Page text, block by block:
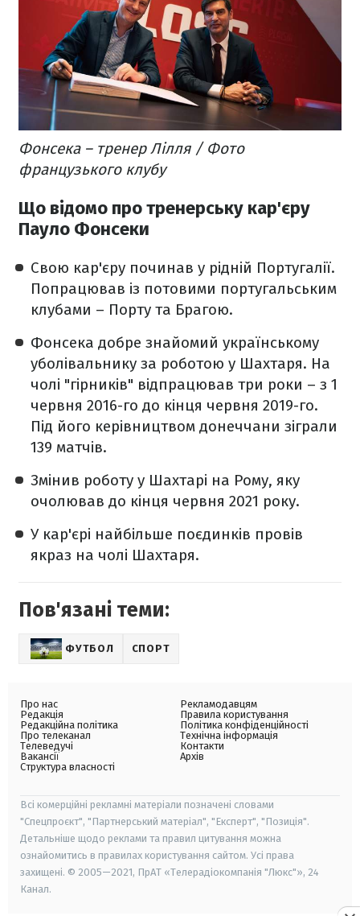
Фонсека – тренер Лілля / Фото
французького клубу
Що відомо про тренерську кар'єру
Пауло Фонсеки
Свою кар'єру починав у рідній Португалії.
Попрацював із потовими португальським
клубами – Порту та Брагою.
Фонсека добре знайомий українському
уболівальнику за роботою у Шахтаря. На
чолі "гірників" відпрацював три роки – з 1
червня 2016-го до кінця червня 2019-го.
Під його керівництвом донеччани зіграли
139 матчів.
Змінив роботу у Шахтарі на Рому, яку
очолював до кінця червня 2021 року.
У кар'єрі найбільше поєдинків провів
якраз на чолі Шахтаря.
Пов'язані теми:
ФУТБОЛ СПОРТ
Про нас
Редакція
Редакційна політика
Про телеканал
Телеведучі
Вакансії
Структура власності
Рекламодавцям
Правила користування
Політика конфіденційності
Технічна інформація
Контакти
Архів
Всі комерційні рекламні матеріали позначені словами
"Спецпроєкт", "Партнерський матеріал", "Експерт", "Позиція".
Детальніше щодо реклами та правил цитування можна
ознайомитись в правилах користування сайтом. Усі права
захищені. © 2005—2021, ПрАТ «Телерадіокомпанія "Люкс"», 24
Канал.